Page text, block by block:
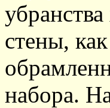
стены,
набора.